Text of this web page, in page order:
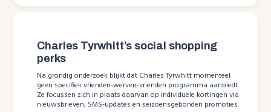
Charles Tyrwhitt’s social shopping
perks
Na grondig onderzoek blijkt dat Charles Tyrwhitt momenteel
geen specifiek vrienden-werven-vrienden programma aanbiedt.
Ze focussen zich in plaats daarvan op individuele kortingen via
nieuwsbrieven, SMS-updates en seizoensgebonden promoties.